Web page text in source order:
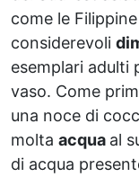
come le
considerevoli
esemplari adulti
vaso. Come
una noce di
molta acqua al
di acqua